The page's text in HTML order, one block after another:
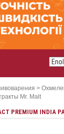
>
Mr. Malt
PREMIUM INDIA